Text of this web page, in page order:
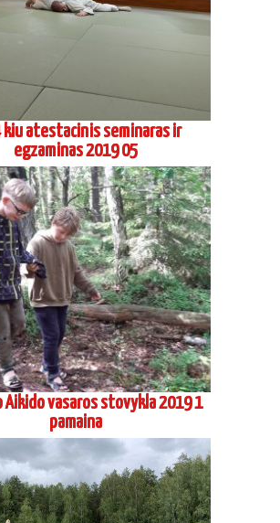
kiu atestacinis seminaras ir
egzaminas 2019 05
Aikido vasaros stovykla 2019 1
pamaina